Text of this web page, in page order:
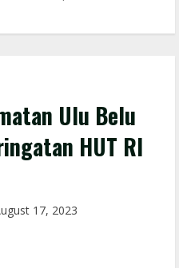
Ulu Belu
HUT RI
17, 2023